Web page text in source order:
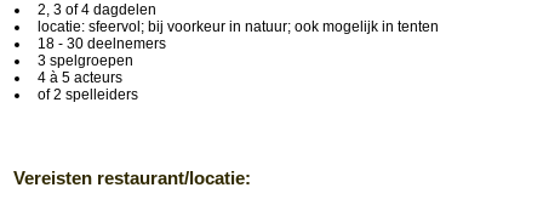
2, 3 of 4 dagdelen
locatie: sfeervol; bij voorkeur in natuur; ook mogelijk in tenten
18 - 30 deelnemers
3 spelgroepen
4 à 5 acteurs
of 2 spelleiders
Vereisten restaurant/locatie: